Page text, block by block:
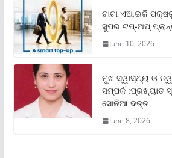
ଟାଟା ଏଆଇଜି
ସୁପର ଟପ୍‌-ଅପ୍
June 10, 2026
ମୁଖ ସ୍ୱାସ୍ଥ୍ୟ ଓ
ସମ୍ପର୍କ :ପ୍ରଖ୍ୟାତ
ସୋନିଆ ଦତ୍ତ
June 8, 2026